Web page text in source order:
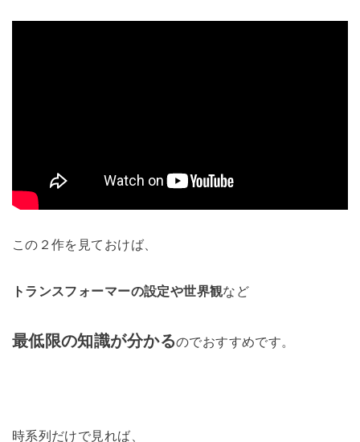
この２作を見ておけば、
トランスフォーマーの設定や世界観など
最低限の知識が分かるのでおすすめです。
時系列だけで見れば、